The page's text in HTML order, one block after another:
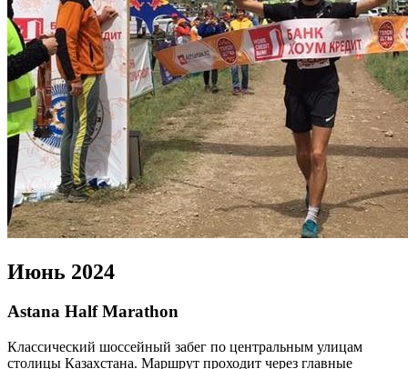
Июнь 2024
Astana Half Marathon
Классический шоссейный забег по центральным улицам
столицы Казахстана. Маршрут проходит через главные